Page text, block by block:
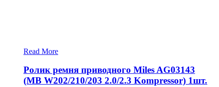
Read More
Ролик ремня приводного Miles AG03143
(MB W202/210/203 2.0/2.3 Kompressor) 1шт.